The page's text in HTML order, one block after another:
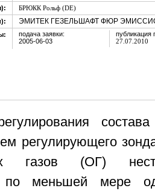
БРЮКК Рольф (DE)
ЭМИТЕК ГЕЗЕЛЬШАФТ ФЮР
подача заявки:
2005-06-03
публикация
27.07.2010
регулирующего
газов (ОГ)
меньшей мере